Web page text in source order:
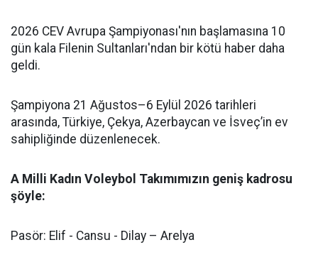
2026 CEV Avrupa Şampiyonası'nın başlamasına 10
gün kala Filenin Sultanları'ndan bir kötü haber daha
geldi.
Şampiyona 21 Ağustos–6 Eylül 2026 tarihleri
arasında, Türkiye, Çekya, Azerbaycan ve İsveç’in ev
sahipliğinde düzenlenecek.
A Milli Kadın Voleybol Takımımızın geniş kadrosu
şöyle:
Pasör: Elif - Cansu - Dilay – Arelya